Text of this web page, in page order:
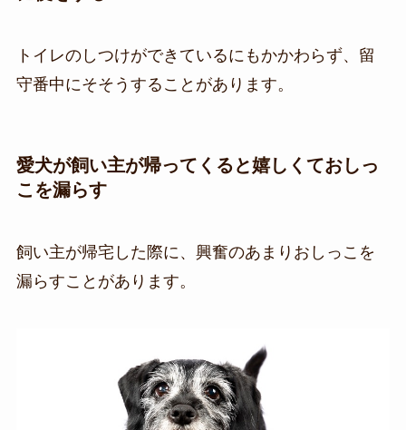
トイレのしつけができているにもかかわらず、留
守番中にそそうすることがあります。
愛犬が飼い主が帰ってくると嬉しくておしっ
こを漏らす
飼い主が帰宅した際に、興奮のあまりおしっこを
漏らすことがあります。